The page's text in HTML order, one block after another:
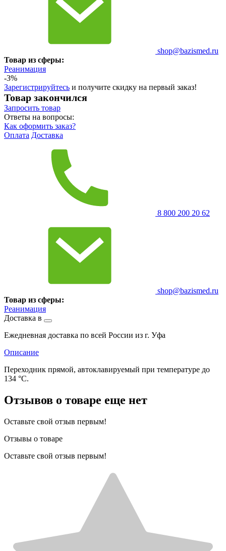
shop@bazismed.ru
Товар из сферы:
Реанимация
-3%
Зарегистрируйтесь и получите скидку на первый заказ!
Товар закончился
Запросить товар
Ответы на вопросы:
Как оформить заказ?
Оплата Доставка
8 800 200 20 62
shop@bazismed.ru
Товар из сферы:
Реанимация
Доставка в
Ежедневная доставка по всей России из г. Уфа
Описание
Переходник прямой, автоклавируемый при температуре до
134 °C.
Отзывов о товаре еще нет
Оставьте свой отзыв первым!
Отзывы о товаре
Оставьте свой отзыв первым!